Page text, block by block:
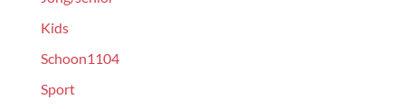
Kids
Schoon1104
Sport